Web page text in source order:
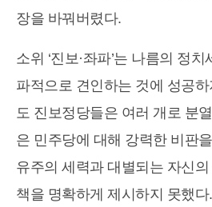
장을 바꿔버렸다.
소위 ‘진보·좌파’는 나름의 정
파적으로 견인하는 것에 성공
도 진보정당들은 여러 개로 분
은 민주당에 대해 강력한 비판
유주의 세력과 대별되는 자신
책을 명확하게 제시하지 못했